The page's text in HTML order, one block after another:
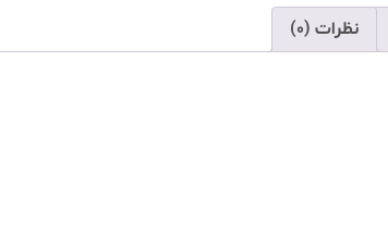
نظرات (0)